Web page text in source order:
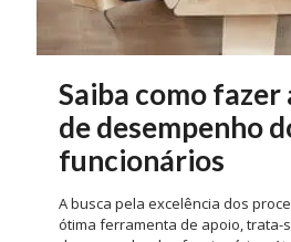
Saiba como fazer
de desempenho
funcionários
A busca pela excelência dos
ótima ferramenta de apoio, trata-